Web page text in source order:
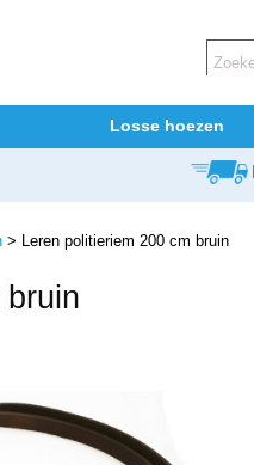
Losse hoezen
> Leren politieriem 200 cm bruin